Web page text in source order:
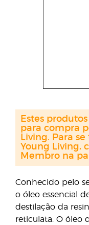
Conhecido pelo
o óleo essencial
destilação da
reticulata. O óleo
Estes
para compra
Living. Para
Young Living,
Membro na